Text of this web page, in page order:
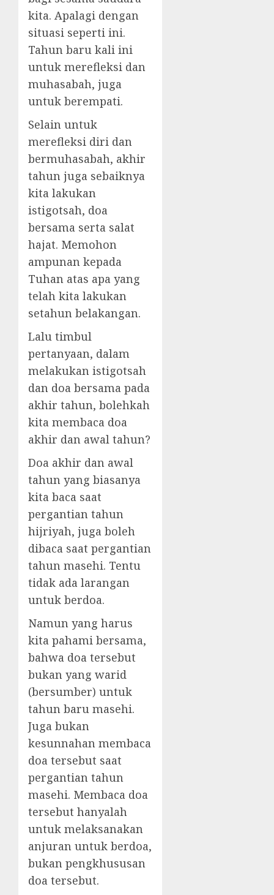
kita. Apalagi dengan
situasi seperti ini.
Tahun baru kali ini
untuk merefleksi dan
muhasabah, juga
untuk berempati.
Selain untuk
merefleksi diri dan
bermuhasabah, akhir
tahun juga sebaiknya
kita lakukan
istigotsah, doa
bersama serta salat
hajat. Memohon
ampunan kepada
Tuhan atas apa yang
telah kita lakukan
setahun belakangan.
Lalu timbul
pertanyaan, dalam
melakukan istigotsah
dan doa bersama pada
akhir tahun, bolehkah
kita membaca doa
akhir dan awal tahun?
Doa akhir dan awal
tahun yang biasanya
kita baca saat
pergantian tahun
hijriyah, juga boleh
dibaca saat pergantian
tahun masehi. Tentu
tidak ada larangan
untuk berdoa.
Namun yang harus
kita pahami bersama,
bahwa doa tersebut
bukan yang warid
(bersumber) untuk
tahun baru masehi.
Juga bukan
kesunnahan membaca
doa tersebut saat
pergantian tahun
masehi. Membaca doa
tersebut hanyalah
untuk melaksanakan
anjuran untuk berdoa,
bukan pengkhususan
doa tersebut.